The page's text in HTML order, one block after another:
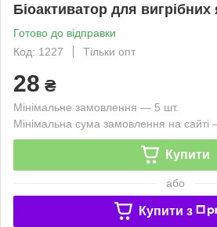
Біоактиватор для
Готово до відправки
Код: 1227
Тільки опт
28 ₴
Мінімальне замовлення — 5 шт.
Мінімальна сума замовлення на
Купити
або
Купити з